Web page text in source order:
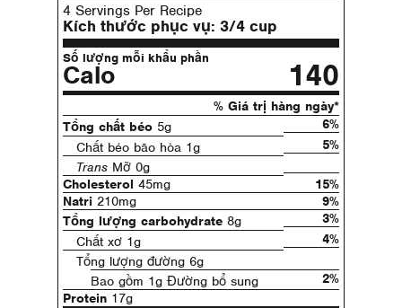
4 Servings Per Recipe
Kích thước phục vụ: 3/4 cup
Số lượng mỗi khẩu phần
Calo 140
% Giá trị hàng ngày*
Tổng chất béo 5g
6%
Chất béo bão hòa 1g
5%
Trans Mỡ 0g
Cholesterol 45mg
15%
Natri 210mg
9%
Tổng lượng carbohydrate 8g
3%
Chất xơ 1g
4%
Tổng lượng đường 6g
Bao gồm 1g Đường bổ sung
2%
Protein 17g